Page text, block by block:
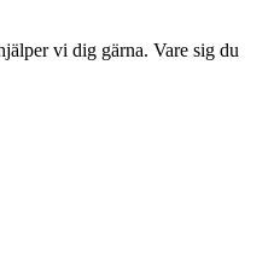
vi dig gärna. Vare sig du